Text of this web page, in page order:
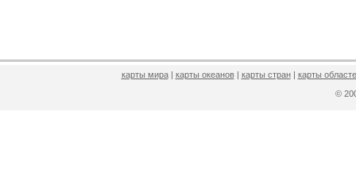
карты мира| карты океанов| карты стран| карты
©